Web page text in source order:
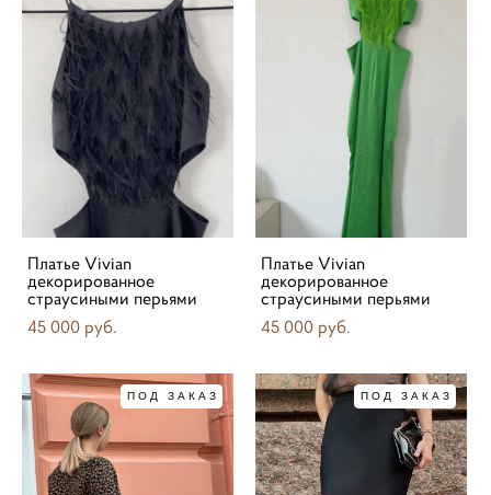
Платье Vivian
декорированное
страусиными перьями
45 000 pуб.
Платье Vivian
декорированное
страусиными перьями
45 000 pуб.
ПОД ЗАКАЗ ПОД ЗАКАЗ